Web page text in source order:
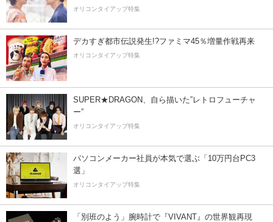
オリコンタイアップ特集
デカすぎ都市伝説発生!?ファミマ45％増量作戦再来
オリコンタイアップ特集
SUPER★DRAGON、自ら描いた”レトロフューチャ
ー”
オリコンタイアップ特集
パソコンメーカー社員が本気で選ぶ「10万円台PC3
選」
オリコンタイアップ特集
「別班のよう」腕時計で『VIVANT』の世界観再現